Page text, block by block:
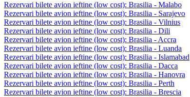
Rezervari bilete avion ieftine (low cost): Brasilia - Malabo
Rezervari bilete avion ieftine (low cost): Brasilia - Sarajevo
Rezervari bilete avion ieftine (low cost): Brasilia - Vilnius
Rezervari bilete avion ieftine (low cost): Brasilia - Dili
Rezervari bilete avion ieftine (low cost): Brasilia - Accra
Rezervari bilete avion ieftine (low cost): Brasilia - Luanda
Rezervari bilete avion ieftine (low cost): Brasilia - Islamabad
Rezervari bilete avion ieftine (low cost): Brasilia - Dacca
Rezervari bilete avion ieftine (low cost): Brasilia - Hanovra
Rezervari bilete avion ieftine (low cost): Brasilia - Perth
Rezervari bilete avion ieftine (low cost): Brasilia - Brescia